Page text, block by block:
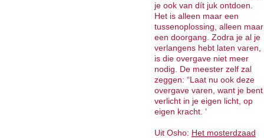
je ook van dít juk ontdoen.
Het is alleen maar een
tussenoplossing, alleen maar
een doorgang. Zodra je al je
verlangens hebt laten varen,
is die overgave niet meer
nodig. De meester zelf zal
zeggen: “Laat nu ook deze
overgave varen, want je bent
verlicht in je eigen licht, op
eigen kracht. ‘
Uit Osho: Het mosterdzaad